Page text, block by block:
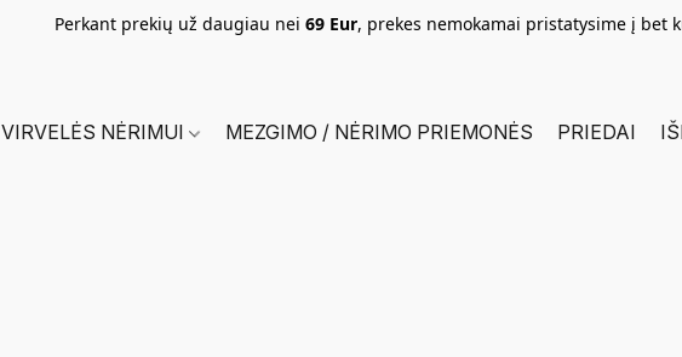
Perkant prekių už daugiau nei 69 Eur, prekes nemokamai pristatysime į bet
VIRVELĖS NĖRIMUI MEZGIMO / NĖRIMO PRIEMONĖS PRIEDAI